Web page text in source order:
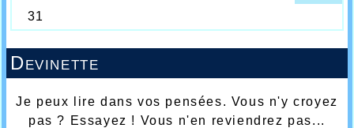
Devinette
Je peux lire dans vos pensées. Vous n'y croyez
pas ? Essayez ! Vous n'en reviendrez pas...